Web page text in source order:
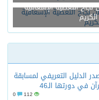
نجاح التغطية الإسعافية
الدليل التعريفي لمسابقة
في دورتها الـ46
112